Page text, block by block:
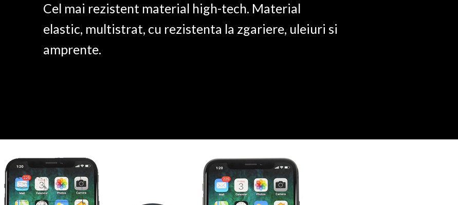
Cel mai rezistent material high-tech. Material
elastic, multistrat, cu rezistenta la zgariere, uleiuri si
amprente.